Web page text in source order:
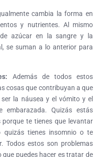
cambia la forma en
y nutrientes. Al mismo
azúcar en la sangre y la
se suman a lo anterior para
Además de todos estos
cosas que contribuyan a que
la náusea y el vómito y el
embarazada. Quizás estás
te tienes que levantar
quizás tienes insomnio o te
Todos estos son problemas
puedes hacer es tratar de